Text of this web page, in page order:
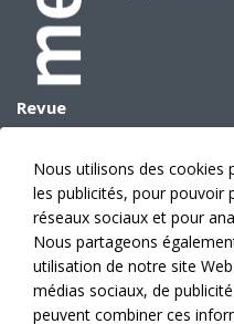
Revue
Archives
Données médias
Prévision des sujets
Annonces
Éditeur
Abonnement
Nous utilisons des cookies
les publicités, pour pouvoir
réseaux sociaux et pour
Nous partageons
utilisation de notre site
médias sociaux, de
peuvent combiner ces